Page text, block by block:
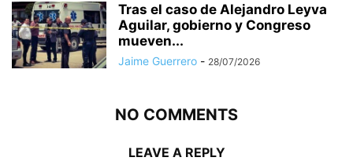
Tras el caso de Alejandro Leyva
Aguilar, gobierno y Congreso
mueven...
Jaime Guerrero - 28/07/2026
NO COMMENTS
LEAVE A REPLY